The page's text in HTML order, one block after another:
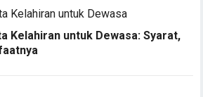
Kelahiran untuk Dewasa: Syarat,